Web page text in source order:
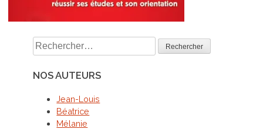
Rechercher :
NOS AUTEURS
Jean-Louis
Béatrice
Mélanie